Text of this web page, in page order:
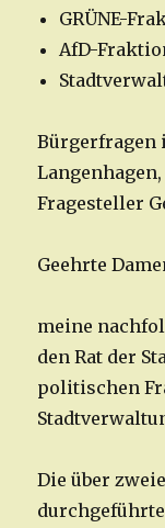
GRÜNE-
AfD-
Bürgerfragen
Langenhagen,
Fragesteller
Geehrte
meine
den Rat der
politischen
Die über